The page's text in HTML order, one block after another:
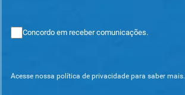
Concordo em receber comunicações.
Acesse nossa política de privacidade para saber mais.